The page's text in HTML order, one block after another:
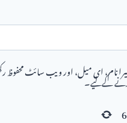
نام، ای میل، اور ویب سائٹ محفوظ
کےلیے۔
6